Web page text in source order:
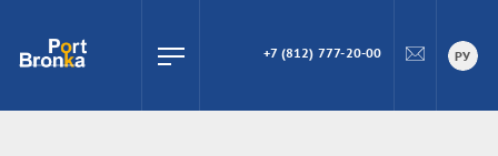
ПОИСК
+7 (812) 777-20-00 РУ